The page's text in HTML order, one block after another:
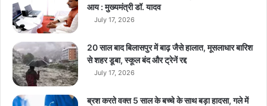
ऑ
न
इ
न
ली
क
…
आय : मुख्यमंत्री डॉ. यादव
July 17, 2026
20 साल बाद बिलासपुर में बाढ़ जैसे हालात, मूसलाधार बारिश
से शहर डूबा, स्कूल बंद और ट्रेनें रद्द
July 17, 2026
ब्रश करते वक्त 5 साल के बच्चे के साथ बड़ा हादसा, गले में